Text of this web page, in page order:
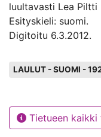
luultavasti Lea Piltti
Esityskieli: suomi.
Digitoitu 6.3.2012.
LAULUT - SUOMI -
Tietueen kaikki